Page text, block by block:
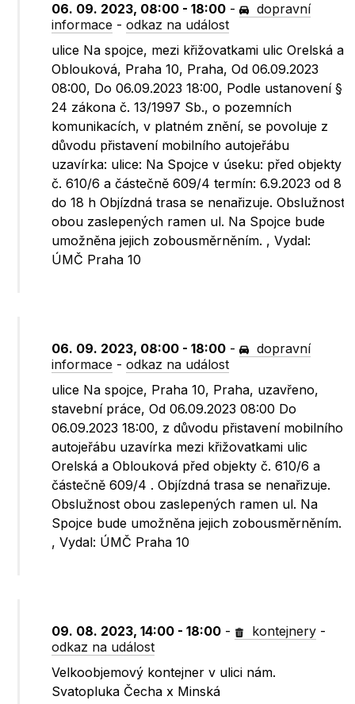
06. 09. 2023, 08:00 - 18:00 -
dopravní
informace -odkaz na událost
ulice Na spojce, mezi křižovatkami ulic Orelská a
Oblouková, Praha 10, Praha, Od 06.09.2023
08:00, Do 06.09.2023 18:00, Podle ustanovení §
24 zákona č. 13/1997 Sb., o pozemních
komunikacích, v platném znění, se povoluje z
důvodu přistavení mobilního autojeřábu
uzavírka: ulice: Na Spojce v úseku: před objekty
č. 610/6 a částečně 609/4 termín: 6.9.2023 od 8
do 18 h Objízdná trasa se nenařizuje. Obslužnost
obou zaslepených ramen ul. Na Spojce bude
umožněna jejich zobousměrněním. , Vydal:
ÚMČ Praha 10
06. 09. 2023, 08:00 - 18:00 -
dopravní
informace -odkaz na událost
ulice Na spojce, Praha 10, Praha, uzavřeno,
stavební práce, Od 06.09.2023 08:00 Do
06.09.2023 18:00, z důvodu přistavení mobilního
autojeřábu uzavírka mezi křižovatkami ulic
Orelská a Oblouková před objekty č. 610/6 a
částečně 609/4 . Objízdná trasa se nenařizuje.
Obslužnost obou zaslepených ramen ul. Na
Spojce bude umožněna jejich zobousměrněním.
, Vydal: ÚMČ Praha 10
09. 08. 2023, 14:00 - 18:00 - kontejnery -
odkaz na událost
Velkoobjemový kontejner v ulici nám.
Svatopluka Čecha x Minská